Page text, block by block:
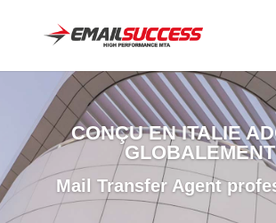
CONÇU EN ITALIE
GLOBALEMENT
Mail Transfer Agent